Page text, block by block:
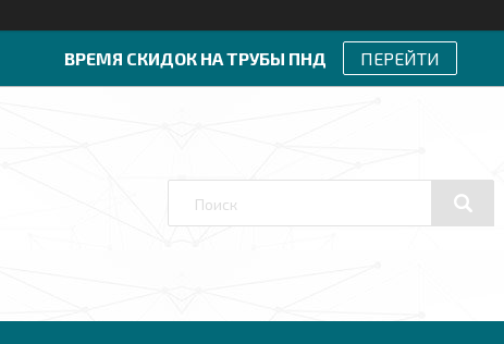
ВРЕМЯ СКИДОК НА ТРУБЫ ПНД ПЕРЕЙТИ